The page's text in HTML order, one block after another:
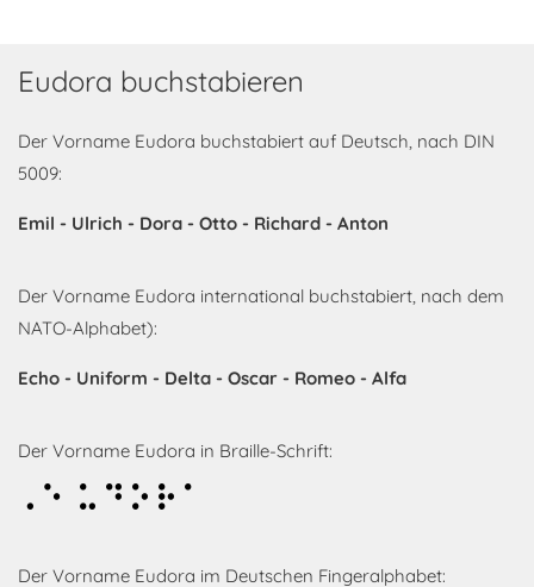
Eudora buchstabieren
Der Vorname Eudora buchstabiert auf Deutsch, nach DIN
5009:
Emil - Ulrich - Dora - Otto - Richard - Anton
Der Vorname Eudora international buchstabiert, nach dem
NATO-Alphabet):
Echo - Uniform - Delta - Oscar - Romeo - Alfa
Der Vorname Eudora in Braille-Schrift:
Eudora
Der Vorname Eudora im Deutschen Fingeralphabet: